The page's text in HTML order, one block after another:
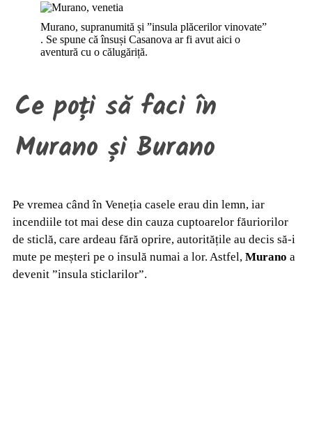
Murano, supranumită și ”insula plăcerilor vinovate”
. Se spune că însuși Casanova ar fi avut aici o
aventură cu o călugăriță.
Ce poți săfaciîn
Murano și Burano
Pe vremea când în Veneția casele erau din lemn, iar
incendiile tot mai dese din cauza cuptoarelor făuriorilor
de sticlă, care ardeau fără oprire, autoritățile au decis să-i
mute pe meșteri pe o insulă numai a lor. Astfel, Murano a
devenit ”insula sticlarilor”.